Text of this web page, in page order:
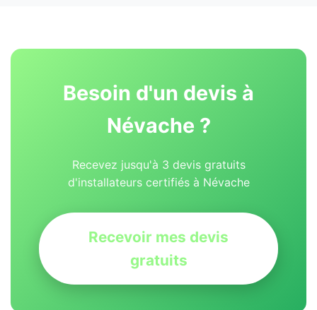
Besoin d'un devis à
Névache ?
Recevez jusqu'à 3 devis gratuits
d'installateurs certifiés à Névache
Recevoir mes devis
gratuits